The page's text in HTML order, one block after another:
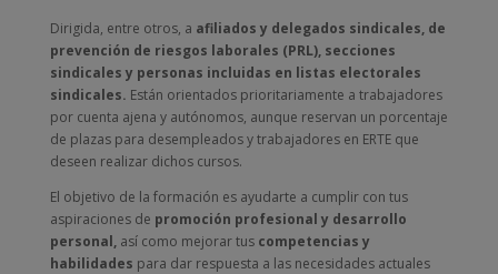
Dirigida, entre otros, a afiliados y delegados sindicales, de
prevención de riesgos laborales (PRL), secciones
sindicales y personas incluidas en listas electorales
sindicales. Están orientados prioritariamente a trabajadores
por cuenta ajena y autónomos, aunque reservan un porcentaje
de plazas para desempleados y trabajadores en ERTE que
deseen realizar dichos cursos.
El objetivo de la formación es ayudarte a cumplir con tus
aspiraciones de promoción profesional y desarrollo
personal,así como mejorar tus competencias y
habilidades para dar respuesta a las necesidades actuales